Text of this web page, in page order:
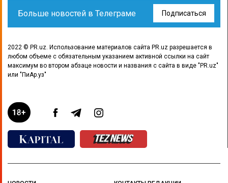
Больше новостей в Телеграме Подписаться
2022 © PR.uz. Использование материалов сайта PR.uz разрешается в
любом объеме с обязательным указанием активной ссылки на сайт
максимум во втором абзаце новости и названия с сайта в виде "PR.uz"
или "ПиАр.уз"